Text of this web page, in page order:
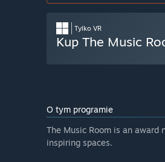
Tylko VR
Kup The Music
O tym programie
The Music Room is an
inspiring spaces.